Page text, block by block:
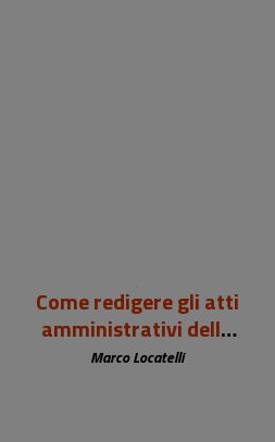
Come redigere gli atti
amministrativi della
biblioteca
Marco Locatelli